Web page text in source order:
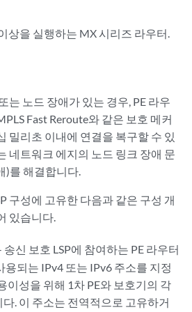
상을 실행하는 MX 시리즈 라우터.
는 노드 장애가 있는 경우, PE 라우
Fast Reroute와 같은 보호 메커
밀리초 이내에 연결을 복구할 수 있
네트워크 에지의 노드 링크 장애 문
)를 해결합니다.
구성에 고유한 다음과 같은 구성 개
있습니다.
송신 보호 LSP에 참여하는 PE 라우터
용되는 IPv4 또는 IPv6 주소를 지정
이성을 위해 1차 PE와 보호기의 각
. 이 주소는 전역적으로 고유하거